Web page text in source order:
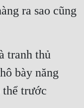
ra sao cũng
tranh thủ
bày năng
thể trước